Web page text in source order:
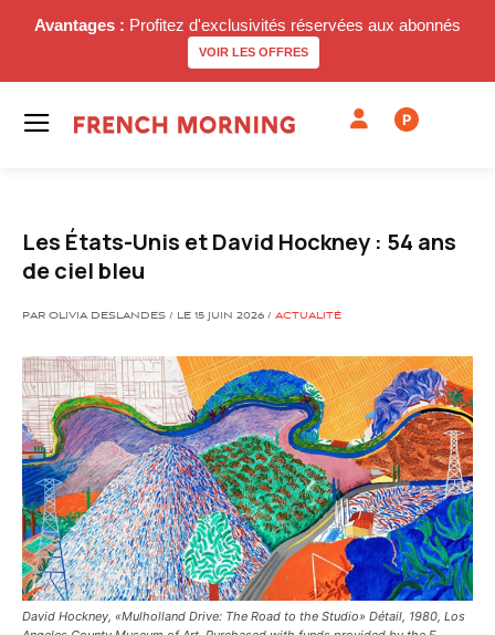
Avantages : Profitez d'exclusivités réservées aux abonnés
VOIR LES OFFRES
P
Les États-Unis et David Hockney : 54 ans
de ciel bleu
PAR OLIVIA DESLANDES / LE 15 JUIN 2026 / ACTUALITÉ
David Hockney, «Mulholland Drive: The Road to the Studio» Détail, 1980, Los